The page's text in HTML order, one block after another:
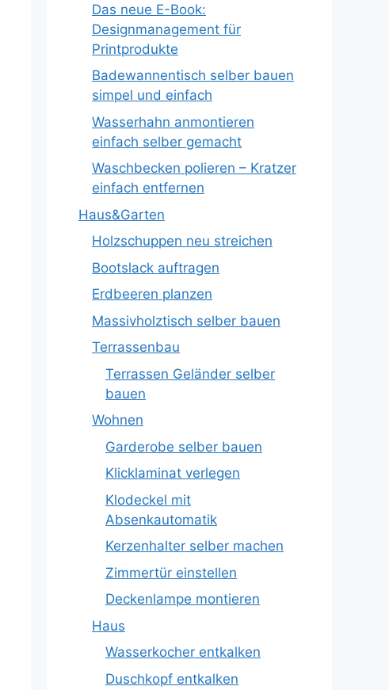
Das neue E-Book:
Designmanagement für
Printprodukte
Badewannentisch selber bauen
simpel und einfach
Wasserhahn anmontieren
einfach selber gemacht
Waschbecken polieren – Kratzer
einfach entfernen
Haus&Garten
Holzschuppen neu streichen
Bootslack auftragen
Erdbeeren planzen
Massivholztisch selber bauen
Terrassenbau
Terrassen Geländer selber
bauen
Wohnen
Garderobe selber bauen
Klicklaminat verlegen
Klodeckel mit
Absenkautomatik
Kerzenhalter selber machen
Zimmertür einstellen
Deckenlampe montieren
Haus
Wasserkocher entkalken
Duschkopf entkalken